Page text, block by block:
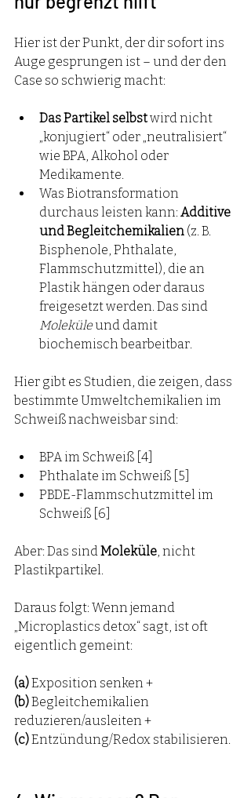
Hier ist der Punkt, der dir sofort ins
Auge gesprungen ist – und der den
Case so schwierig macht:
Das Partikel selbst wird nicht
„konjugiert“ oder „neutralisiert“
wie BPA, Alkohol oder
Medikamente.
Was Biotransformation
durchaus leisten kann: Additive
und Begleitchemikalien (z. B.
Bisphenole, Phthalate,
Flammschutzmittel), die an
Plastik hängen oder daraus
freigesetzt werden. Das sind
Moleküle und damit
biochemisch bearbeitbar.
Hier gibt es Studien, die zeigen, dass
bestimmte Umweltchemikalien im
Schweiß nachweisbar sind:
BPA im Schweiß [4]
Phthalate im Schweiß [5]
PBDE-Flammschutzmittel im
Schweiß [6]
Aber: Das sind Moleküle, nicht
Plastikpartikel.
Daraus folgt: Wenn jemand
„Microplastics detox“ sagt, ist oft
eigentlich gemeint:
(a) Exposition senken +
(b) Begleitchemikalien
reduzieren/ausleiten +
(c) Entzündung/Redox stabilisieren.